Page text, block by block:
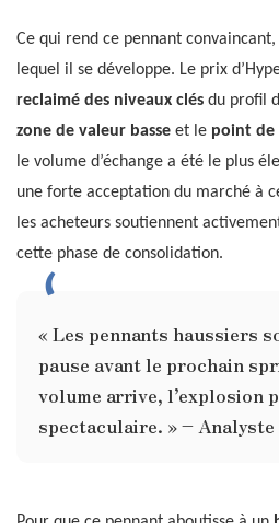
Ce qui rend ce pennant convaincant,
lequel il se développe. Le prix
reclaimé des niveaux clés du profil
zone de valeur basse et le point de
le volume d’échange a été le plus
une forte acceptation du marché à
les acheteurs soutiennent
cette phase de consolidation.
« Les pennants haussiers
pause avant le prochain
volume arrive, l’explosion
spectaculaire. » –